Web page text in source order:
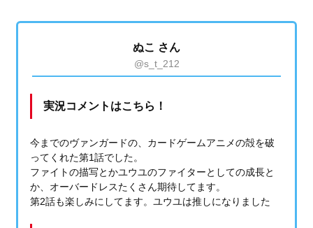
ぬこ さん
@s_t_212
実況コメントはこちら！
今までのヴァンガードの、カードゲームアニメの殻を破
ってくれた第1話でした。
ファイトの描写とかユウユのファイターとしての成長と
か、オーバードレスたくさん期待してます。
第2話も楽しみにしてます。ユウユは推しになりました